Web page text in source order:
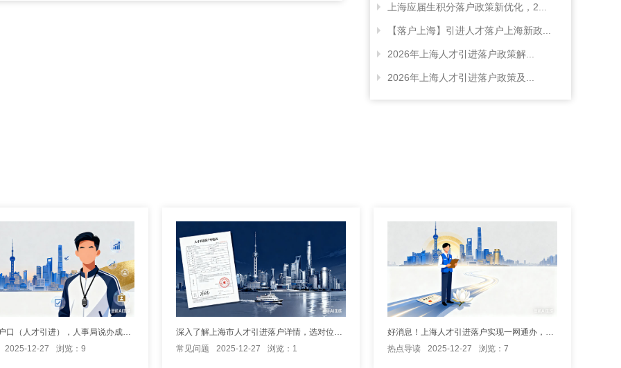
上海应届生积分落户政策新优化，2...
【落户上海】引进人才落户上海新政...
2026年上海人才引进落户政策解...
2026年上海人才引进落户政策及...
办理上海户口（人才引进），人事局说办成功后收5000,这是合理费用吗
2025-12-27
浏览：9
深入了解上海市人才引进落户详情，选对位置高效落户
常见问题
2025-12-27 浏览：1
好消息！上海人才引进落户实现一网通办，落“沪”更方便
热点导读
2025-12-27 浏览：7